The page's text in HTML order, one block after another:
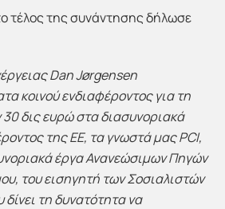
τέλος της συνάντησης δήλωσε
Dan Jørgensen
κοινού ενδιαφέροντος για τη
δις ευρώ στα διασυνοριακά
της ΕΕ, τα γνωστά μας PCI,
έργα Ανανεώσιμων Πηγών
του εισηγητή των Σοσιαλιστών
τη δυνατότητα να